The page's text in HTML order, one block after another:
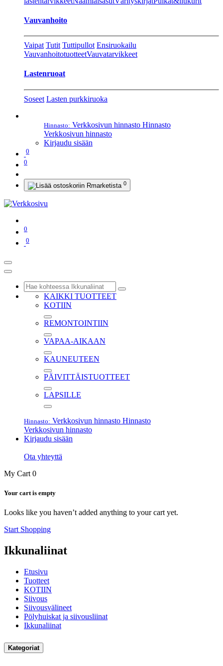
Vauvanhoito
Vaipat Tutit Tuttipullot Ensiruokailu
VauvanhoitotuotteetVauvatarvikkeet
Lastenruoat
Soseet Lasten purkkiruoka
Hinnasto: Verkkosivun hinnasto Hinnasto
Verkkosivun hinnasto
Kirjaudu sisään
0
0
0
0
0
KAIKKI TUOTTEET
KOTIIN
REMONTOINTIIN
VAPAA-AIKAAN
KAUNEUTEEN
PÄIVITTÄISTUOTTEET
LAPSILLE
Hinnasto: Verkkosivun hinnasto Hinnasto
Verkkosivun hinnasto
Kirjaudu sisään
Ota yhteyttä
My Cart 0
Your cart is empty
Looks like you haven’t added anything to your cart yet.
Start Shopping
Ikkunaliinat
Etusivu
Tuotteet
KOTIIN
Siivous
Siivousvälineet
Pölyhuiskat ja siivousliinat
Ikkunaliinat
Kategoriat